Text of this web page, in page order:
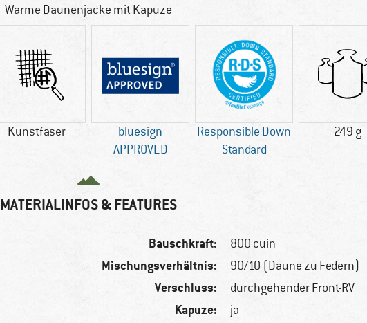
Warme Daunenjacke mit Kapuze
Kunstfaser
bluesign
APPROVED
Responsible Down
Standard
249 g
MATERIALINFOS & FEATURES
Bauschkraft: 800 cuin
Mischungsverhältnis: 90/10 (Daune zu Federn)
Verschluss: durchgehender Front-RV
Kapuze: ja